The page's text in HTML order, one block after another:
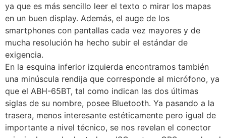
ya que es más sencillo leer el texto o mirar los mapas
en un buen display. Además, el auge de los
smartphones con pantallas cada vez mayores y de
mucha resolución ha hecho subir el estándar de
exigencia.
En la esquina inferior izquierda encontramos también
una minúscula rendija que corresponde al micrófono, ya
que el ABH-65BT, tal como indican las dos últimas
siglas de su nombre, posee Bluetooth. Ya pasando a la
trasera, menos interesante estéticamente pero igual de
importante a nivel técnico, se nos revelan el conector